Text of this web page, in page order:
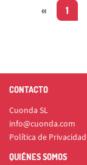
« 1
CONTACTO
Cuonda SL
info@cuonda.com
Política de Privacidad
QUIÉNES SOMOS